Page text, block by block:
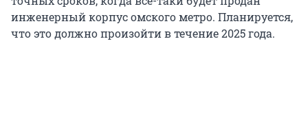
инженерный корпус омского метро. Планируется,
что это должно произойти в течение 2025 года.